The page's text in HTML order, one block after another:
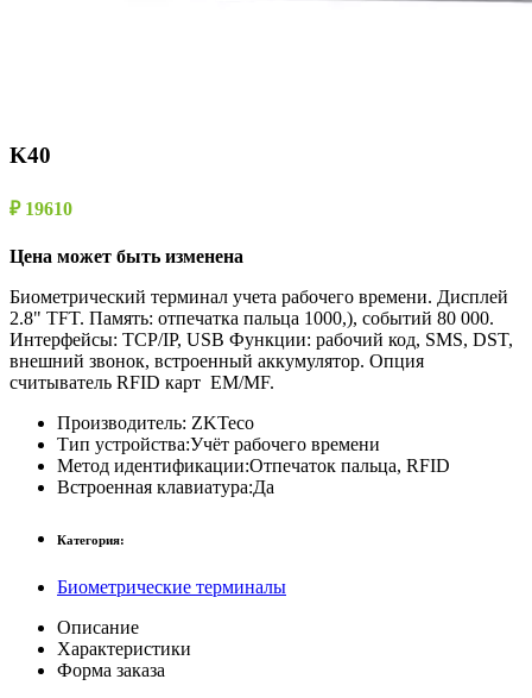
K40
₽ 19610
Цена может быть изменена
Биометрический терминал учета рабочего времени. Дисплей
2.8" TFT. Память: отпечатка пальца 1000,), событий 80 000.
Интерфейсы: TCP/IP, USB Функции: рабочий код, SMS, DST,
внешний звонок, встроенный аккумулятор. Опция
считыватель RFID карт EM/MF.
Производитель: ZKTeco
Тип устройства:Учёт рабочего времени
Метод идентификации:Отпечаток пальца, RFID
Встроенная клавиатура:Да
Категория:
Биометрические терминалы
Описание
Характеристики
Форма заказа